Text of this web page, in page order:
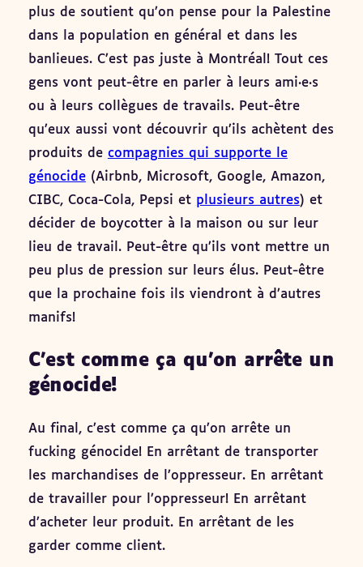
plus de soutient qu’on pense pour la Palestine
dans la population en général et dans les
banlieues. C’est pas juste à Montréal! Tout ces
gens vont peut-être en parler à leurs ami·e·s
ou à leurs collègues de travails. Peut-être
qu’eux aussi vont découvrir qu’ils achètent des
produits de compagnies qui supporte le
génocide(Airbnb, Microsoft, Google, Amazon,
CIBC, Coca-Cola, Pepsi et plusieurs autres) et
décider de boycotter à la maison ou sur leur
lieu de travail. Peut-être qu’ils vont mettre un
peu plus de pression sur leurs élus. Peut-être
que la prochaine fois ils viendront à d’autres
manifs!
C’est comme ça qu’on arrête un
génocide!
Au final, c’est comme ça qu’on arrête un
fucking génocide! En arrêtant de transporter
les marchandises de l’oppresseur. En arrêtant
de travailler pour l’oppresseur! En arrêtant
d’acheter leur produit. En arrêtant de les
garder comme client.